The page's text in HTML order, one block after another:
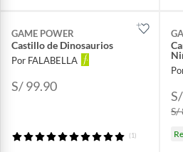
GAME POWER
Castillo de Dinosaurios
Por FALABELLA
S/ 99.90
(1)
S/